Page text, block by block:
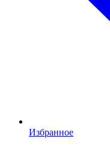
Избранное